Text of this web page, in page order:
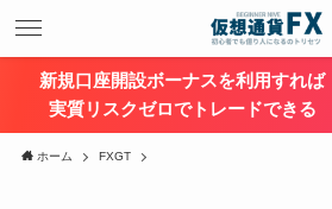
新規口座開設ボーナスを利用すれば
実質リスクゼロでトレードできる
ホーム FXGT